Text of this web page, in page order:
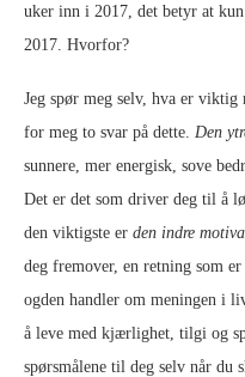
uker inn i 2017, det betyr at
2017. Hvorfor?
Jeg spør meg selv, hva er
for meg to svar på dette. Den
sunnere, mer energisk, sove
Det er det som driver deg til å
den viktigste er den indre
deg fremover, en retning som
ogden handler om meningen i
å leve med kjærlighet, tilgi og
spørsmålene til deg selv når